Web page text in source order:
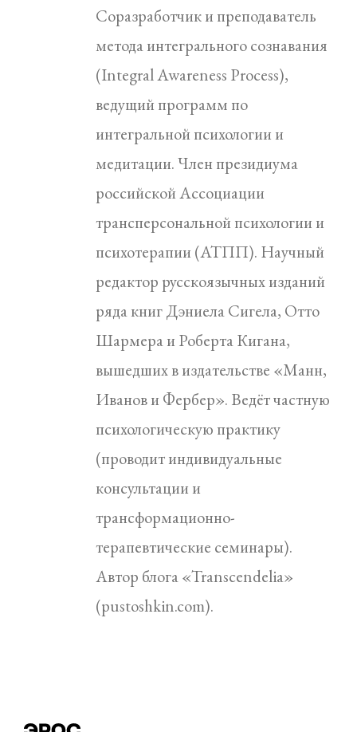
Соразработчик и преподаватель
метода интегрального сознавания
(Integral Awareness Process),
ведущий программ по
интегральной психологии и
медитации. Член президиума
российской Ассоциации
трансперсональной психологии и
психотерапии (АТПП). Научный
редактор русскоязычных изданий
ряда книг Дэниела Сигела, Отто
Шармера и Роберта Кигана,
вышедших в издательстве «Манн,
Иванов и Фербер». Ведёт частную
психологическую практику
(проводит индивидуальные
консультации и
трансформационно-
терапевтические семинары).
Автор блога «Transcendelia»
(pustoshkin.com).